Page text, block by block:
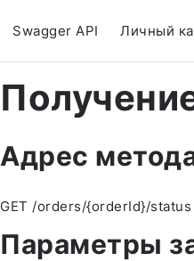
Swagger API Личный
Адрес
GET /orders/{orderId}/status
Параметры